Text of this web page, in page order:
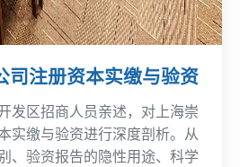
司注册资本实缴与验资
发区招商人员亲述，对上海崇
实缴与验资进行深度剖析。从
、验资报告的隐性用途、科学